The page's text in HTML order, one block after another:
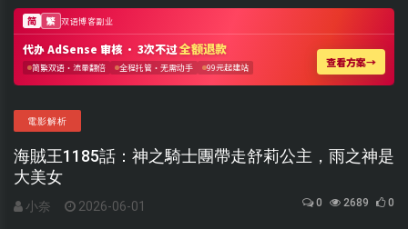
電影解析
海賊王1185話：神之騎士團帶走舒莉公主，雨之神是
大美女
小奈 2026-06-01 0 2689 0